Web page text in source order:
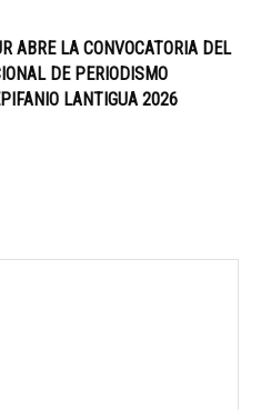
ABRE LA CONVOCATORIA DEL
DE PERIODISMO
LANTIGUA 2026